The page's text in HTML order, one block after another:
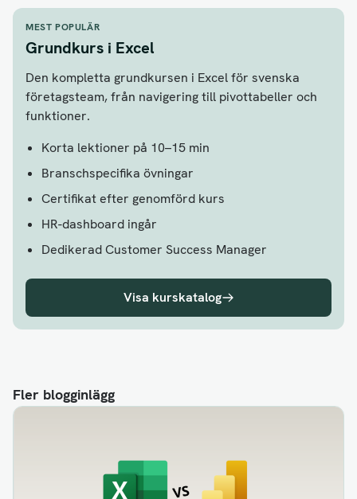
MEST POPULÄR
Grundkurs i Excel
Den kompletta grundkursen i Excel för svenska
företagsteam, från navigering till pivottabeller och
funktioner.
Korta lektioner på 10–15 min
Branschspecifika övningar
Certifikat efter genomförd kurs
HR-dashboard ingår
Dedikerad Customer Success Manager
Visa kurskatalog
Fler blogginlägg